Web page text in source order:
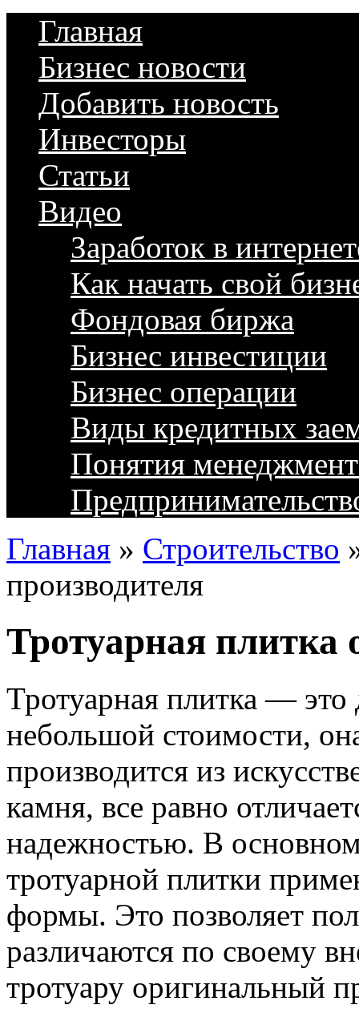
Главная
Бизнес новости
Добавить новость
Инвесторы
Статьи
Видео
Заработок в
Как начать свой
Фондовая биржа
Бизнес инвестиции
Бизнес операции
Виды кредитных
Понятия
Главная » Строительство
производителя
Тротуарная плитка
Тротуарная плитка — это
небольшой стоимости,
производится из
камня, все равно
надежностью. В основном
тротуарной плитки
формы. Это позволяет
различаются по своему
тротуару оригинальный